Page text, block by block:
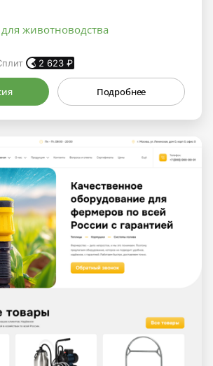
животноводства
2 623 ₽
Подробнее